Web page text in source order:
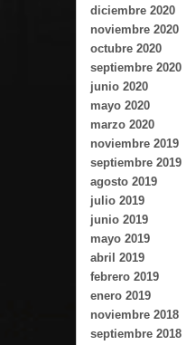
diciembre 2020
noviembre 2020
octubre 2020
septiembre 2020
junio 2020
mayo 2020
marzo 2020
noviembre 2019
septiembre 2019
agosto 2019
julio 2019
junio 2019
mayo 2019
abril 2019
febrero 2019
enero 2019
noviembre 2018
septiembre 2018